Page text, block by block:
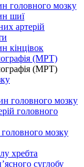
головного мозку
шиї
артерій
кінцівок
(МРТ)
(МРТ)
головного мозку
головного
мозку
хребта
суглобу